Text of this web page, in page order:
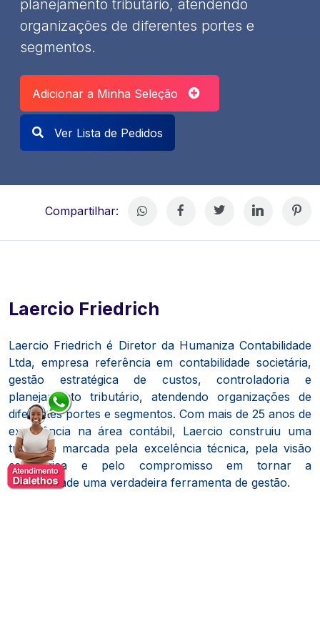
planejamento tributário, atendendo
organizações de diferentes portes e
segmentos.
Adicionar a Minha Seleção
Ver Lista de Pedidos
Compartilhar:
Laercio Friedrich
Laercio Friedrich é Diretor da Humaniza Contabilidade
Ltda, empresa referência em contabilidade societária,
gestão estratégica de custos, controladoria e
planejamento tributário, atendendo organizações de
diferentes portes e segmentos. Com mais de 25 anos de
experiência na área contábil, Laercio construiu uma
trajetória marcada pela excelência técnica, pela visão
estratégica e pelo compromisso em tornar a
contabilidade uma verdadeira ferramenta de gestão.